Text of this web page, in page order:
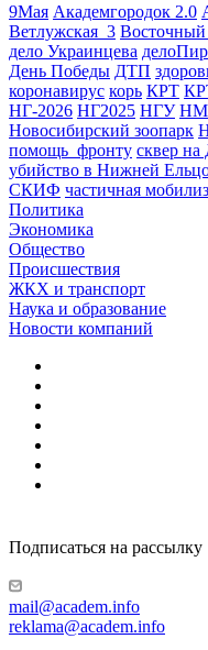
9Мая Академгородок 2.0
Ветлужская_3 Восточный
дело Украинцева
День Победы ДТП
коронавирус корь КРТ
НГ-2026 НГ2025 НГУ
Новосибирский зоопарк
помощь_фронту сквер на
убийство в Нижней
СКИФ частичная
Политика
Экономика
Общество
Происшествия
ЖКХ и транспорт
Наука и образование
Новости компаний
Подписаться на рассылку
mail@academ.info
reklama@academ.info